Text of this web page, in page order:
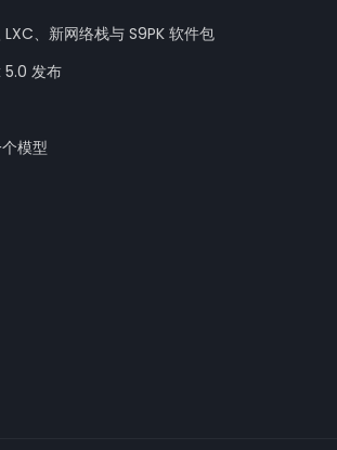
、新网络栈与 S9PK 软件包
发布
模型